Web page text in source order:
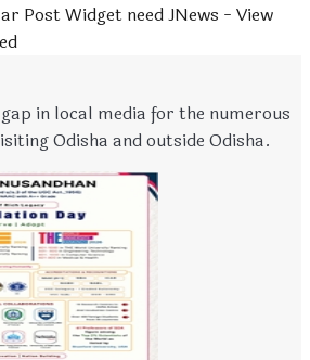
Post Widget need JNews - View
in local media for the numerous
Odisha and outside Odisha.